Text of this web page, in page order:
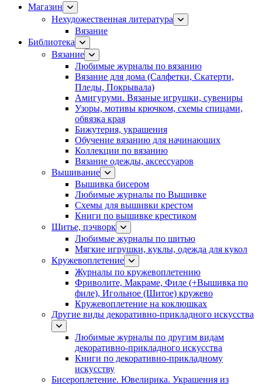
Магазин
Нехудожественная литература
Вязание
Библиотека
Вязание
Любимые журналы по вязанию
Вязание для дома (Салфетки, Скатерти,
Пледы, Покрывала)
Амигуруми. Вязаные игрушки, сувениры
Узоры, мотивы крючком, схемы спицами,
обвязка края
Бижутерия, украшения
Обучение вязанию для начинающих
Коллекции по вязанию
Вязание одежды, аксессуаров
Вышивание
Вышивка бисером
Любимые журналы по Вышивке
Схемы для вышивки крестом
Книги по вышивке крестиком
Шитье, пэчворк
Любимые журналы по шитью
Мягкие игрушки, куклы, одежда для кукол
Кружевоплетение
Журналы по кружевоплетению
Фриволите, Макраме, Филе (+Вышивка по
филе), Игольное (Шитое) кружево
Кружевоплетение на коклюшках
Другие виды декоративно-прикладного искусства
Любимые журналы по другим видам
декоративно-прикладного искусства
Книги по декоративно-прикладному
искусству
Бисероплетение. Ювелирика. Украшения из